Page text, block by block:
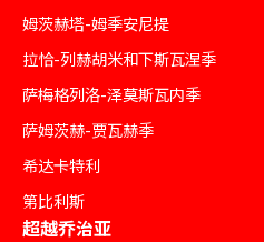
姆茨赫塔-姆季安尼提
拉恰-列赫胡米和下斯瓦涅季
萨梅格列洛-泽莫斯瓦内季
萨姆茨赫-贾瓦赫季
希达卡特利
第比利斯
超越乔治亚